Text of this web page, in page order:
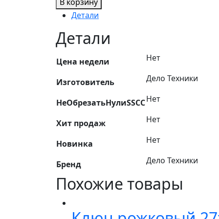
В корзину
Детали
Детали
Цена недели Нет
Изготовитель Дело Техники
НеОбрезатьНулиSSCCНет
Хит продаж Нет
Новинка Нет
Бренд Дело Техники
Похожие товары